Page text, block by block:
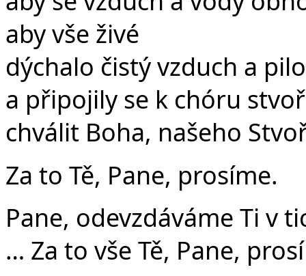
aby vše živé
dýchalo čistý vzduch a
a připojily se k chóru
chválit Boha, našeho
Za to Tě, Pane, prosíme.
Pane, odevzdáváme Ti v
… Za to vše Tě, Pane,